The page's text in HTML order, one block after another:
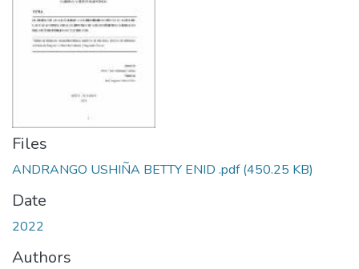
Files
ANDRANGO USHIÑA BETTY ENID .pdf(450.25 KB)
Date
2022
Authors